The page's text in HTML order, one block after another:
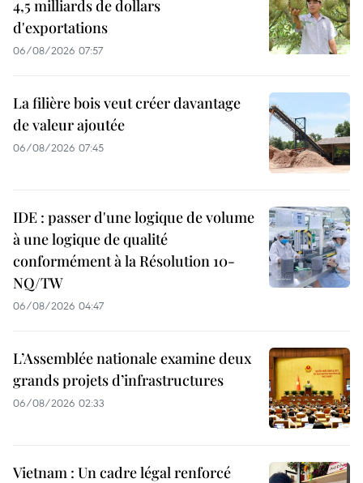
4,5 milliards de dollars
d'exportations
06/08/2026 07:57
La filière bois veut créer davantage
de valeur ajoutée
06/08/2026 07:45
IDE : passer d'une logique de volume
à une logique de qualité
conformément à la Résolution 10-
NQ/TW
06/08/2026 04:47
L’Assemblée nationale examine deux
grands projets d’infrastructures
06/08/2026 02:33
Vietnam : Un cadre légal renforcé